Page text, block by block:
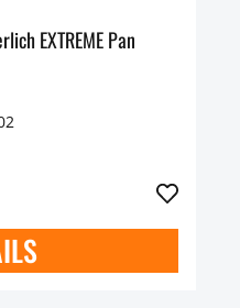
EXTREME Pan